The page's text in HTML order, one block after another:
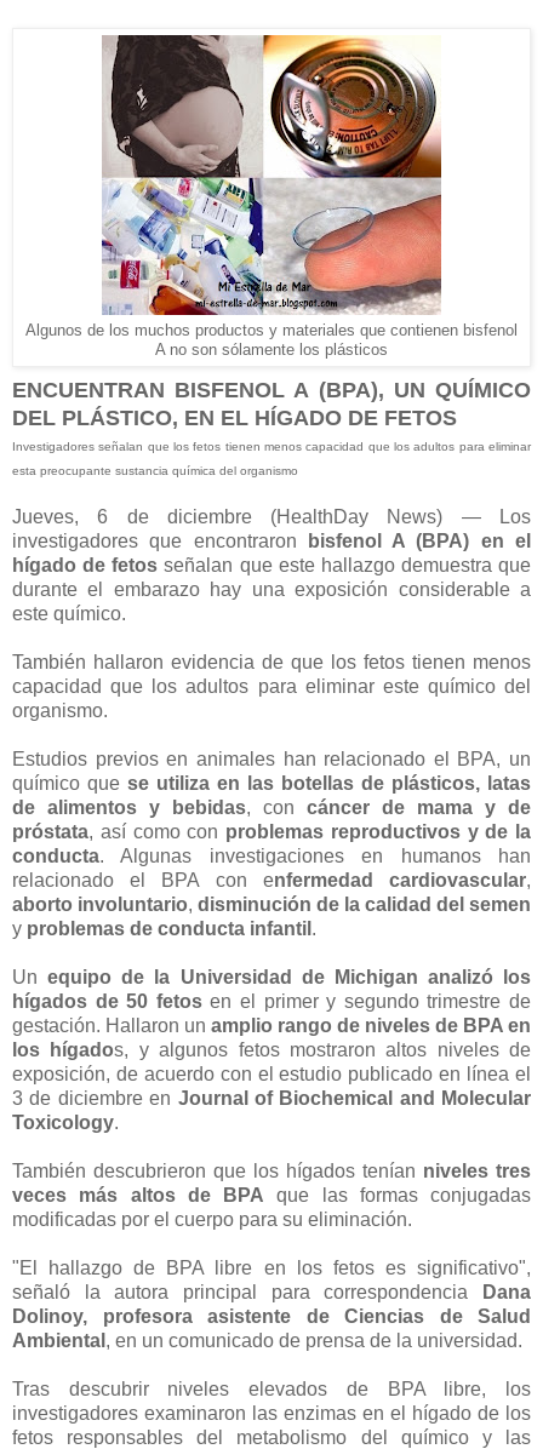
Algunos de los muchos productos y materiales que contienen bisfenol
A no son sólamente los plásticos
ENCUENTRAN BISFENOL A (BPA), UN QUÍMICO
DEL PLÁSTICO, EN EL HÍGADO DE FETOS
Investigadores señalan que los fetos tienen menos capacidad que los adultos para eliminar
esta preocupante sustancia química del organismo
Jueves, 6 de diciembre (HealthDay News) — Los
investigadores que encontraron
bisfenol A (BPA) en el
hígado de fetos señalan que este hallazgo demuestra que
durante el embarazo hay una exposición considerable a
este químico.
También hallaron evidencia de que los fetos tienen menos
capacidad que los adultos para eliminar este químico del
organismo.
Estudios previos en animales han relacionado el BPA, un
químico que se utiliza en las botellas de plásticos, latas
de alimentos y bebidas, con cáncer de mama y de
próstata, así como con problemas reproductivos y de la
conducta. Algunas investigaciones en humanos han
relacionado el BPA con enfermedad cardiovascular,
aborto involuntario, disminución de la calidad del semen
y problemas de conducta infantil .
Unequipo de la Universidad de Michigan analizó los
hígados de 50 fetosen el primer y segundo trimestre de
gestación. Hallaron un amplio rango de niveles de BPA en
los hígados, y algunos fetos mostraron altos niveles de
exposición, de acuerdo con el estudio publicado en línea el
3 de diciembre en Journal of Biochemical and Molecular
Toxicology.
También descubrieron que los hígados tenían niveles tres
veces más altos de BPA que las formas conjugadas
modificadas por el cuerpo para su eliminación.
"El hallazgo de BPA libre en los fetos es significativo",
señaló la autora principal para correspondencia
Dana
Dolinoy, profesora asistente de Ciencias de Salud
Ambiental , en un comunicado de prensa de la universidad.
Tras descubrir niveles elevados de BPA libre, los
investigadores examinaron las enzimas en el hígado de los
fetos responsables del metabolismo del químico y las